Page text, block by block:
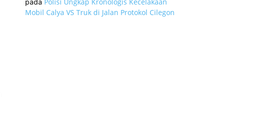
Mobil Calya VS Truk di Jalan Protokol Cilegon